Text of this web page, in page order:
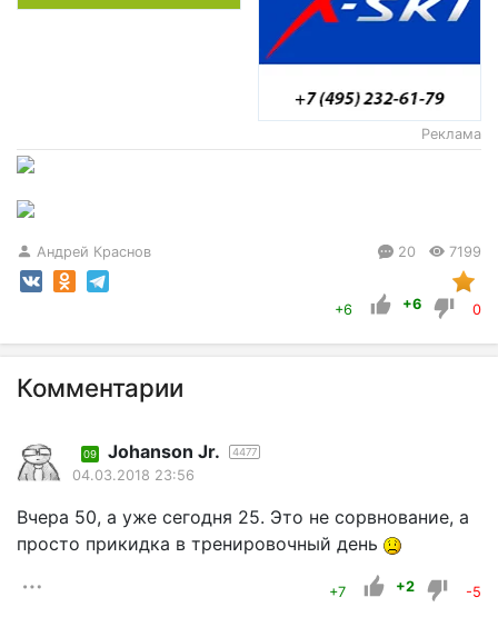
Реклама
Андрей Краснов 20 7199
+6 +6 0
Комментарии
09 Johanson Jr. 4477
04.03.2018 23:56
Вчера 50, а уже сегодня 25. Это не сорвнование, а
просто прикидка в тренировочный день
+7 +2 -5